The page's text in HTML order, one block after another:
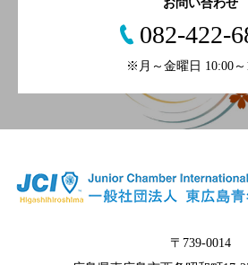
082-422-
※月～金曜日 10:00～
〒739-0014